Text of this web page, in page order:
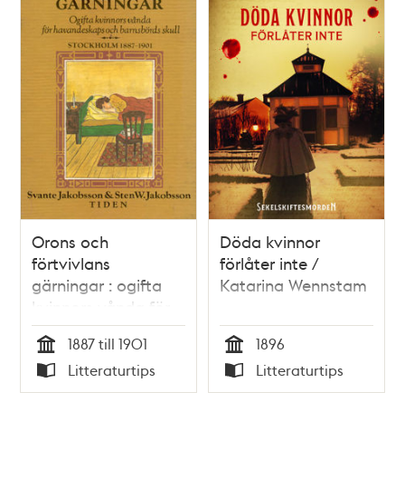
Orons och
förtvivlans
gärningar : ogifta
kvinnors vånda för
havandeskaps och
barnsbörds skull :
Stockholm 1887-1901
/ Svante Jakobsson
Tid
1887 till 1901
Typ
Litteraturtips
Döda kvinnor
förlåter inte /
Katarina Wennstam
Tid
1896
Typ
Litteraturtips